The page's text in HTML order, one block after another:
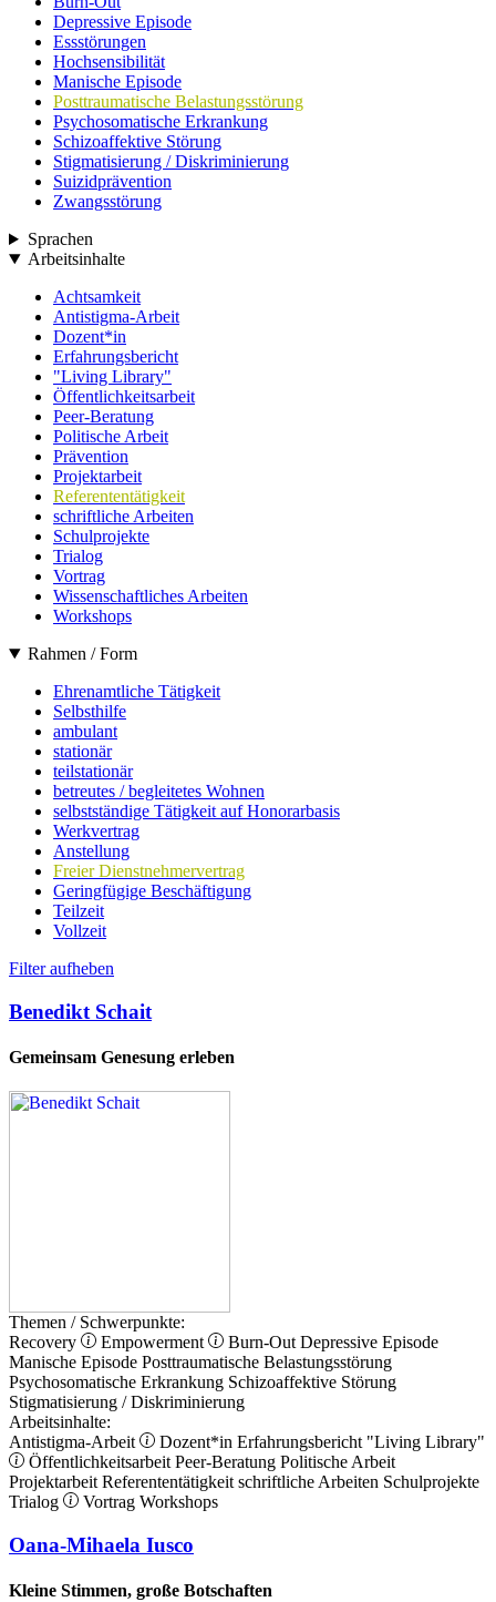
Depressive Episode
Essstörungen
Hochsensibilität
Manische Episode
Posttraumatische Belastungsstörung
Psychosomatische Erkrankung
Schizoaffektive Störung
Stigmatisierung / Diskriminierung
Suizidprävention
Zwangsstörung
Sprachen
Arbeitsinhalte
Achtsamkeit
Antistigma-Arbeit
Dozent*in
Erfahrungsbericht
"Living Library"
Öffentlichkeitsarbeit
Peer-Beratung
Politische Arbeit
Prävention
Projektarbeit
Referententätigkeit
schriftliche Arbeiten
Schulprojekte
Trialog
Vortrag
Wissenschaftliches Arbeiten
Workshops
Rahmen / Form
Ehrenamtliche Tätigkeit
Selbsthilfe
ambulant
stationär
teilstationär
betreutes / begleitetes Wohnen
selbstständige Tätigkeit auf Honorarbasis
Werkvertrag
Anstellung
Freier Dienstnehmervertrag
Geringfügige Beschäftigung
Teilzeit
Vollzeit
Filter aufheben
Benedikt Schait
Gemeinsam Genesung erleben
Themen / Schwerpunkte:
Recovery
Empowerment Burn-Out Depressive Episode
Manische Episode Posttraumatische Belastungsstörung
Psychosomatische Erkrankung Schizoaffektive Störung
Stigmatisierung / Diskriminierung
Arbeitsinhalte:
Antistigma-Arbeit
Dozent*in Erfahrungsbericht "Living Library"
Öffentlichkeitsarbeit Peer-Beratung Politische Arbeit
Projektarbeit Referententätigkeit schriftliche Arbeiten Schulprojekte
Trialog
Vortrag Workshops
Oana-Mihaela Iusco
Kleine Stimmen, große Botschaften